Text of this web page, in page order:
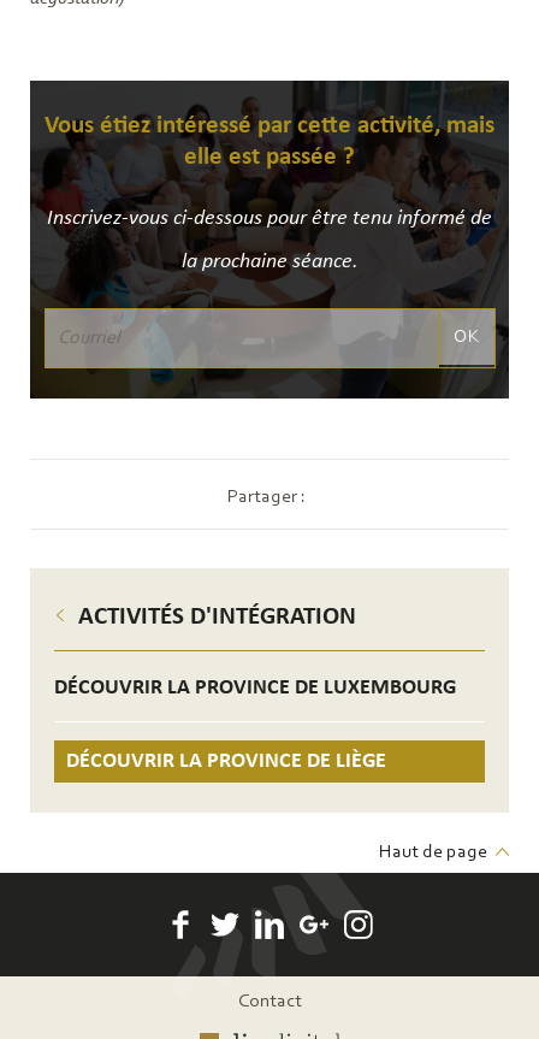
ACTIVITÉS D'INTÉGRATION
DÉCOUVRIR LA PROVINCE DE LUXEMBOURG
DÉCOUVRIR LA PROVINCE DE LIÈGE
Vous étiez intéressé par cette activité, mais
elle est passée ?
Inscrivez-vous ci-dessous pour être tenu informé de
la prochaine séance.
OK
Partager :
Haut de page
Contact